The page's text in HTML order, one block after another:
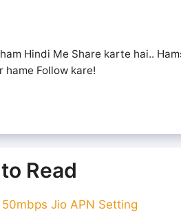
Hindi Me Share karte hai..
hame Follow kare!
Read
Jio APN Setting